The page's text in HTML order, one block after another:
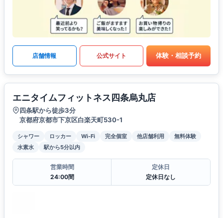
店舗情報 公式サイト 体験・相談予約
エニタイムフィットネス四条烏丸店
四条駅から徒歩3分
京都府京都市下京区白楽天町530-1
シャワー ロッカー Wi-Fi 完全個室 他店舗利用
無料体験
水素水
駅から5分以内
営業時間
24:00間
定休日
定休日なし